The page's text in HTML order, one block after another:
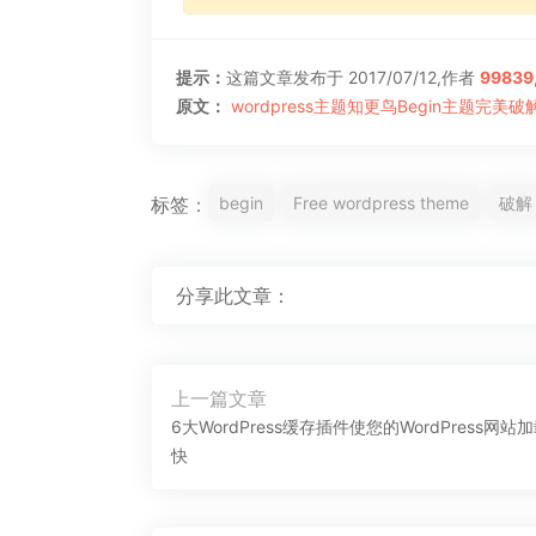
提示： 这篇文章发布于 2017/07/12,作者 99839
原文： wordpress主题知更鸟Begin主题完美破
标签： begin Free wordpress theme 破解
分享此文章：
章
导
航
上一篇文章
上
一
6大WordPress缓存插件使您的WordPress网站
快